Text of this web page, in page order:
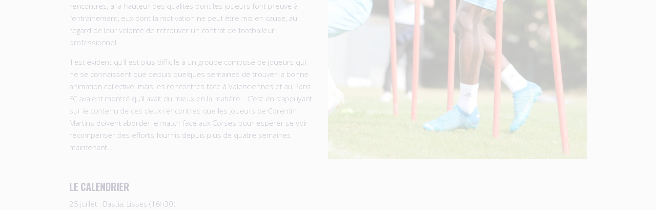
rencontres, à la hauteur des qualités dont les joueurs font preuve à
l’entraînement, eux dont la motivation ne peut être mis en cause, au
regard de leur volonté de retrouver un contrat de footballeur
professionnel.
Il est évident qu’il est plus difficile à un groupe composé de joueurs qui
ne se connaissent que depuis quelques semaines de trouver la bonne
animation collective, mais les rencontres face à Valenciennes et au Paris
FC avaient montré qu’il avait du mieux en la matière… C’est en s’appuyant
sur le contenu de ces deux rencontres que les joueurs de Corentin
Martins doivent aborder le match face aux Corses pour espérer se voir
récompenser des efforts fournis depuis plus de quatre semaines
maintenant…
LE CALENDRIER
25 juillet : Bastia, Lisses (16h30)